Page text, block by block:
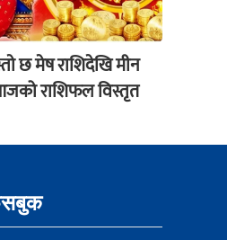
छ मेष राशिदेखि मीन
राशिफल विस्तृत